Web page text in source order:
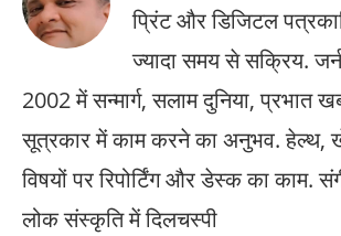
प्रिंट और डिजिटल
ज्यादा समय से सक्रिय.
2002 में सन्मार्ग, सलाम दुनिया, प्रभात
सूत्रकार में काम करने का अनुभव.
विषयों पर रिपोर्टिंग और डेस्क का काम.
लोक संस्कृति में दिलचस्पी